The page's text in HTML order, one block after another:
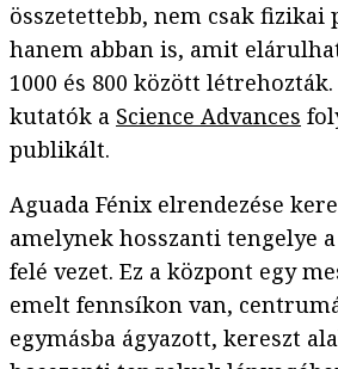
összetettebb, nem csak fizikai
hanem abban is, amit
1000 és 800 között
kutatók a Science Advances
publikált.
Aguada Fénix elrendezése
amelynek hosszanti tengelye
felé vezet. Ez a központ egy
emelt fennsíkon van,
egymásba ágyazott, kereszt